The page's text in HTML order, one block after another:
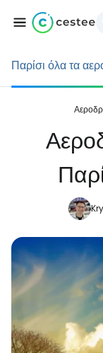
Παρίσι όλα τα
... η